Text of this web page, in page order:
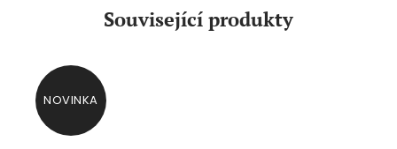
Související produkty
NOVINKA